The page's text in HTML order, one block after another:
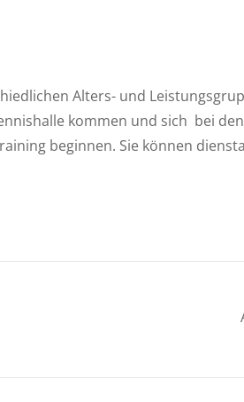
Alters- und
kommen und sich bei
beginnen. Sie können